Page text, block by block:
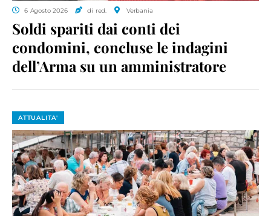
6 Agosto 2026 di red. Verbania
Soldi spariti dai conti dei
condomini, concluse le indagini
dell’Arma su un amministratore
ATTUALITA'